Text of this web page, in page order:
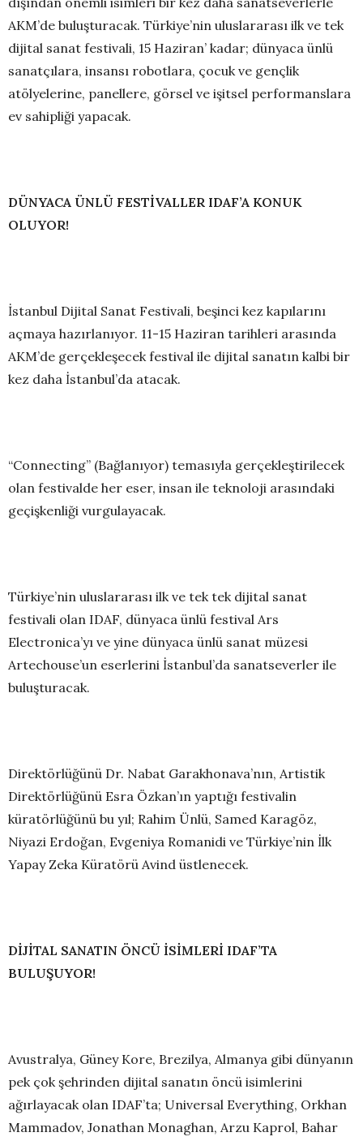
AKM’de buluşturacak. Türkiye’nin uluslararası ilk ve tek
dijital sanat festivali, 15 Haziran’ kadar; dünyaca ünlü
sanatçılara, insansı robotlara, çocuk ve gençlik
atölyelerine, panellere, görsel ve işitsel performanslara
ev sahipliği yapacak.
DÜNYACA ÜNLÜ FESTİVALLER IDAF’A KONUK
OLUYOR!
İstanbul Dijital Sanat Festivali, beşinci kez kapılarını
açmaya hazırlanıyor. 11-15 Haziran tarihleri arasında
AKM’de gerçekleşecek festival ile dijital sanatın kalbi bir
kez daha İstanbul’da atacak.
“Connecting” (Bağlanıyor) temasıyla gerçekleştirilecek
olan festivalde her eser, insan ile teknoloji arasındaki
geçişkenliği vurgulayacak.
Türkiye’nin uluslararası ilk ve tek tek dijital sanat
festivali olan IDAF, dünyaca ünlü festival Ars
Electronica’yı ve yine dünyaca ünlü sanat müzesi
Artechouse’un eserlerini İstanbul’da sanatseverler ile
buluşturacak.
Direktörlüğünü Dr. Nabat Garakhonava’nın, Artistik
Direktörlüğünü Esra Özkan’ın yaptığı festivalin
küratörlüğünü bu yıl; Rahim Ünlü, Samed Karagöz,
Niyazi Erdoğan, Evgeniya Romanidi ve Türkiye’nin İlk
Yapay Zeka Küratörü Avind üstlenecek.
DİJİTAL SANATIN ÖNCÜ İSİMLERİ IDAF’TA
BULUŞUYOR!
Avustralya, Güney Kore, Brezilya, Almanya gibi dünyanın
pek çok şehrinden dijital sanatın öncü isimlerini
ağırlayacak olan IDAF’ta; Universal Everything, Orkhan
Mammadov, Jonathan Monaghan, Arzu Kaprol, Bahar